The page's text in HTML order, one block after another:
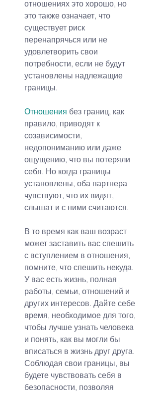
отношениях это хорошо, но
это также означает, что
существует риск
перенапрячься или не
удовлетворить свои
потребности, если не будут
установлены надлежащие
границы.
Отношения без границ, как
правило, приводят к
созависимости,
недопониманию или даже
ощущению, что вы потеряли
себя. Но когда границы
установлены, оба партнера
чувствуют, что их видят,
слышат и с ними считаются.
В то время как ваш возраст
может заставить вас спешить
с вступлением в отношения,
помните, что спешить некуда.
У вас есть жизнь, полная
работы, семьи, отношений и
других интересов. Дайте себе
время, необходимое для того,
чтобы лучше узнать человека
и понять, как вы могли бы
вписаться в жизнь друг друга.
Соблюдая свои границы, вы
будете чувствовать себя в
безопасности, позволяя